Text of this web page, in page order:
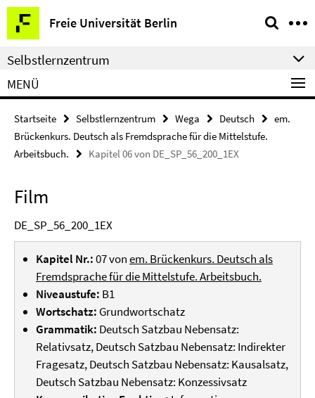
Springe
direkt
zu
Inhalt
Freie Universität Berlin
Service-
Navigation
Selbstlernzentrum
MENÜ
Startseite Selbstlernzentrum Wega Deutsch
em.
Brückenkurs. Deutsch als Fremdsprache für die Mittelstufe.
Arbeitsbuch.
Kapitel 06 von DE_SP_56_200_1EX
Film
DE_SP_56_200_1EX
Kapitel Nr.:07 vonem. Brückenkurs. Deutsch als
Fremdsprache für die Mittelstufe. Arbeitsbuch.
Niveaustufe: B1
Wortschatz: Grundwortschatz
Grammatik: Deutsch Satzbau Nebensatz:
Relativsatz, Deutsch Satzbau Nebensatz: Indirekter
Fragesatz, Deutsch Satzbau Nebensatz: Kausalsatz,
Deutsch Satzbau Nebensatz: Konzessivsatz